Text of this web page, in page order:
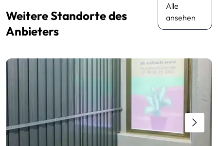
Weitere Standorte des
Anbieters
Alle
ansehen